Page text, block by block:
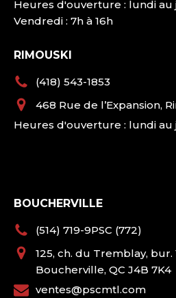
Heures d'ouverture : lundi au
Vendredi : 7h à 16h
RIMOUSKI
(418) 543-1853
468 Rue de l’Expansion,
Heures d'ouverture : lundi au
BOUCHERVILLE
(514) 719-9PSC (772)
125, ch. du Tremblay, bur.
Boucherville, QC J4B 7K4
ventes@pscmtl.com